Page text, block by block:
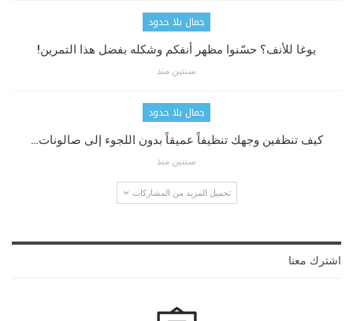
جمال بلا حدود
يوغا للأنف؟ حسّنوا مظهر أنفكم وشكله بفضل هذا التمرين!
سنتين منذ
جمال بلا حدود
كيف تنظفين وجهك تنظيفاً عميقاً بدون اللجوء إلى صالونات…
سنتين منذ
تحميل المزيد من المشاركات
اشترك معنا